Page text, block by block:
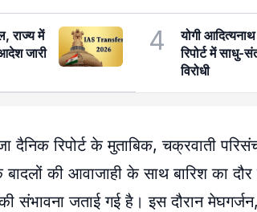
राज्य में
जारी
4
योगी
रिपोर्ट में साधु-
विरोधी
रिपोर्ट के मुताबिक, चक्रवाती
बादलों की आवाजाही के साथ बारिश का
संभावना जताई गई है। इस दौरान